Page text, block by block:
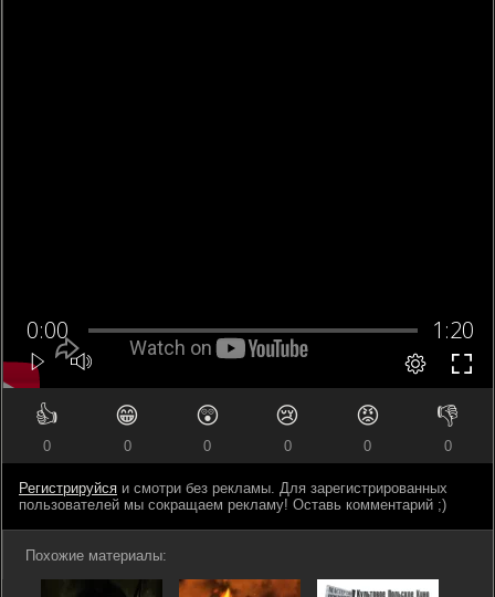
👍
0
😁
0
😲
0
😢
0
😡
0
👎
0
Регистрируйся и смотри без рекламы. Для зарегистрированных
пользователей мы сокращаем рекламу! Оставь комментарий ;)
Похожие материалы: